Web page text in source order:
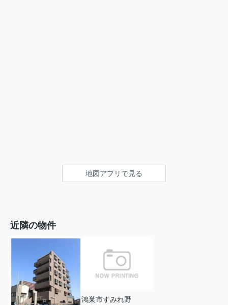
地図アプリで見る
近隣の物件
鴻巣市すみれ野